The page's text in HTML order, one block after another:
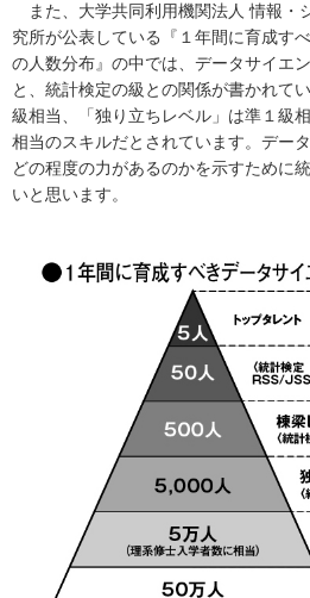
また、大学共同利用機関法人 情報・
究所が公表している『１年間に育成す
の人数分布』の中では、データサイエ
と、統計検定の級との関係が書かれて
級相当、「独り立ちレベル」は準１級
相当のスキルだとされています。デー
どの程度の力があるのかを示すために
いと思います。